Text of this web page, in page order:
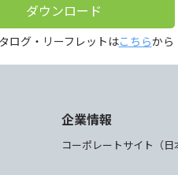
ダウンロード
ログ・リーフレットはこちらから
企業情報
コーポレートサイト（日